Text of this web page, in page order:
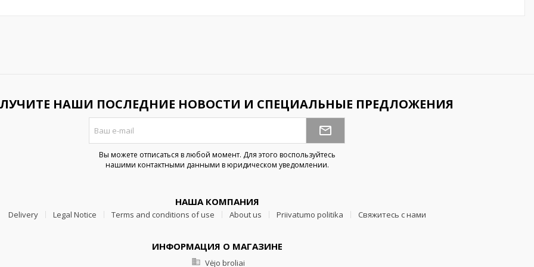
НАШИ ПОСЛЕДНИЕ НОВОСТИ И СПЕЦИАЛЬНЫЕ ПРЕДЛОЖЕНИЯ
Вы можете отписаться в любой момент. Для этого воспользуйтесь
нашими контактными данными в юридическом уведомлении.
НАША КОМПАНИЯ
Delivery Legal Notice Terms and conditions of use About us Priivatumo politika Свяжитесь с нами
ИНФОРМАЦИЯ О МАГАЗИНЕ
 Vėjo broliai